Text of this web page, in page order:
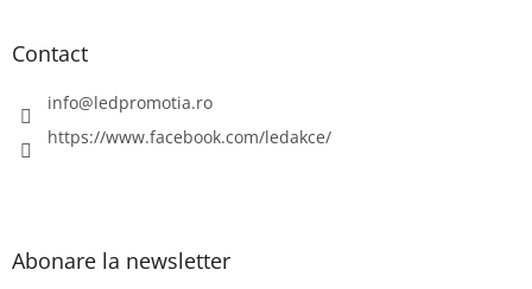
Contact
info@ledpromotia.ro
https://www.facebook.com/ledakce/
Abonare la newsletter